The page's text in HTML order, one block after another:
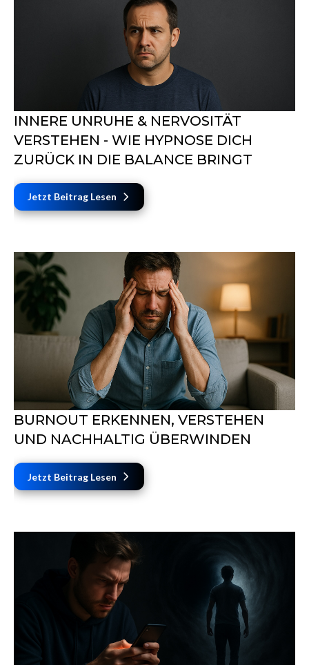
INNERE UNRUHE & NERVOSITÄT
VERSTEHEN - WIE HYPNOSE DICH
ZURÜCK IN DIE BALANCE BRINGT
Jetzt Beitrag Lesen
BURNOUT ERKENNEN, VERSTEHEN
UND NACHHALTIG ÜBERWINDEN
Jetzt Beitrag Lesen